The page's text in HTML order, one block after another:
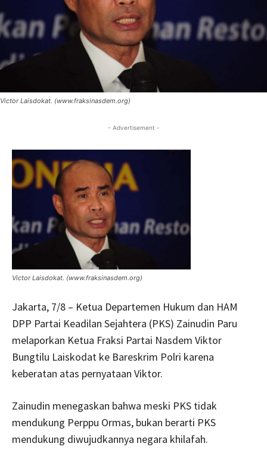
Victor Laisdokat. (www.fraksinasdem.org)
- Advertisement -
Victor Laisdokat. (www.fraksinasdem.org)
Jakarta, 7/8 – Ketua Departemen Hukum dan HAM
DPP Partai Keadilan Sejahtera (PKS) Zainudin Paru
melaporkan Ketua Fraksi Partai Nasdem Viktor
Bungtilu Laiskodat ke Bareskrim Polri karena
keberatan atas pernyataan Viktor.
Zainudin menegaskan bahwa meski PKS tidak
mendukung Perppu Ormas, bukan berarti PKS
mendukung diwujudkannya negara khilafah.